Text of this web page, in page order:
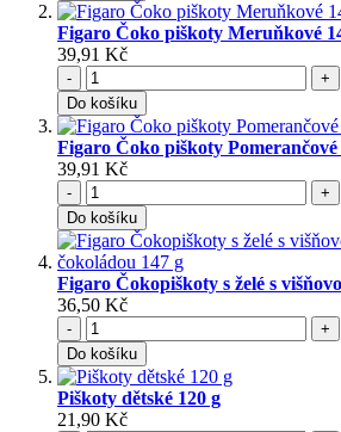
Figaro Čoko piškoty Meruňkové
39,91 Kč
-
+
Do košíku
Figaro Čoko piškoty Pomerančové
39,91 Kč
-
+
Do košíku
Figaro Čokopiškoty s želé s
36,50 Kč
-
+
Do košíku
Piškoty dětské 120 g
21,90 Kč